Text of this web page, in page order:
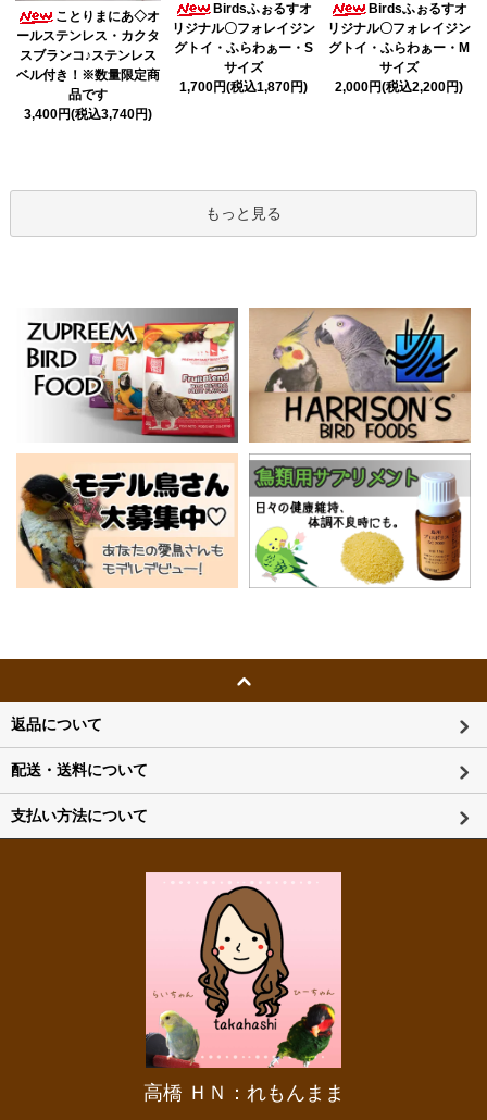
ことりまにあ◇オ
ールステンレス・カクタ
スブランコ♪ステンレス
ベル付き！※数量限定商
品です
3,400円(税込3,740円)
Birdsふぉるすオ
リジナル〇フォレイジン
グトイ・ふらわぁー・S
サイズ
1,700円(税込1,870円)
Birdsふぉるすオ
リジナル〇フォレイジン
グトイ・ふらわぁー・M
サイズ
2,000円(税込2,200円)
もっと見る
返品について
配送・送料について
支払い方法について
高橋 ＨＮ：れもんまま